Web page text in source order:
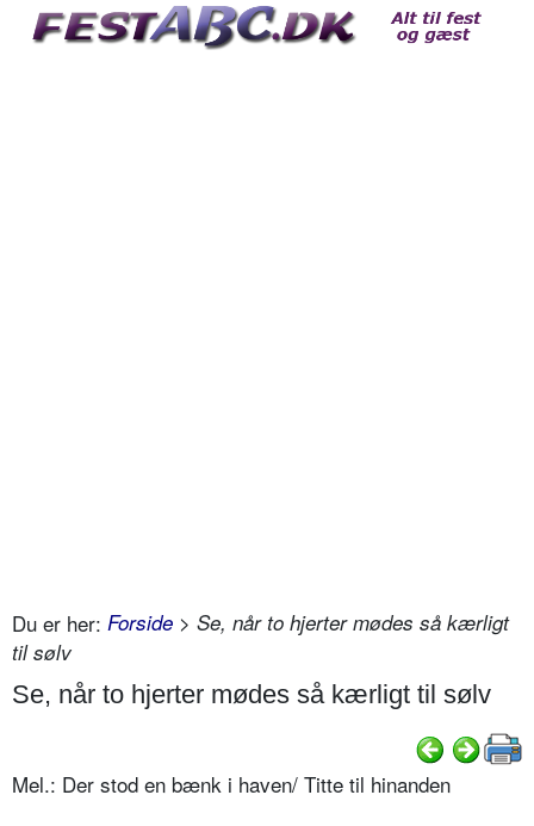
Du er her: Forside > Se, når to hjerter mødes så kærligt
til sølv
Se, når to hjerter mødes så kærligt til sølv
Mel.: Der stod en bænk i haven/ Titte til hinanden